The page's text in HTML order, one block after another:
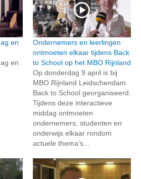
en
en
Ondernemers en leerlingen
ontmoeten elkaar tijdens Back
to School op het MBO Rijnland
Op donderdag 9 april is bij
MBO Rijnland Leidschendam
Back to School georganiseerd.
Tijdens deze interactieve
middag ontmoeten
ondernemers, studenten en
onderwijs elkaar rondom
actuele thema’s...